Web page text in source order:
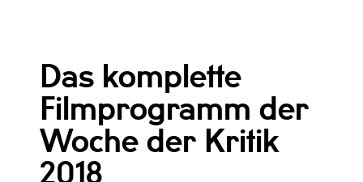
Das komplette
Filmprogramm der
Woche der Kritik
2018